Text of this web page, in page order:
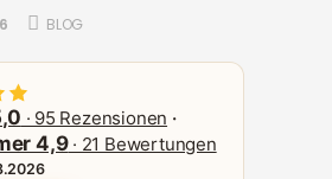
BLOG
· 95 Rezensionen ·
4,9· 21 Bewertungen